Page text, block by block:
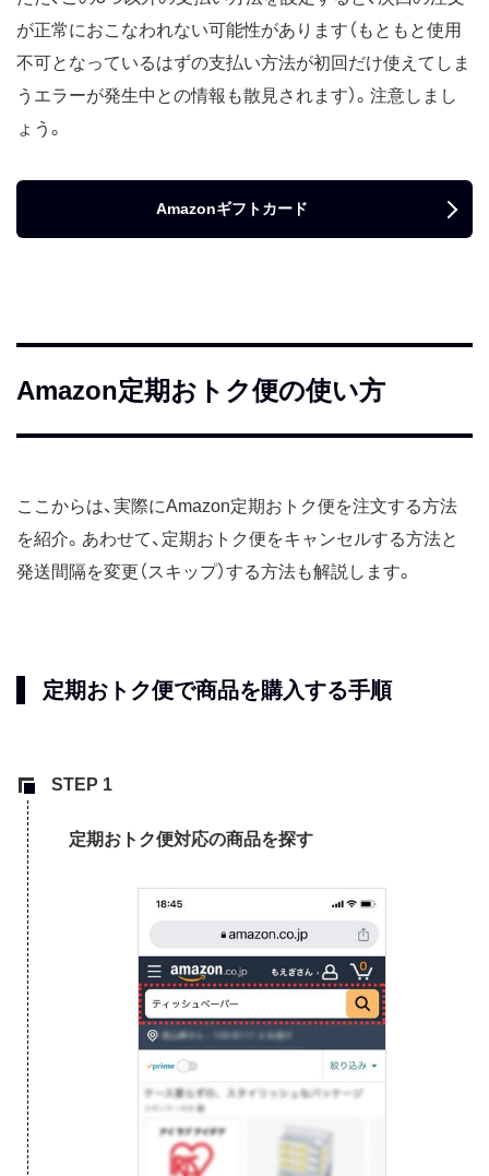
が正常におこなわれない可能性があります（もともと使用
不可となっているはずの支払い方法が初回だけ使えてしま
うエラーが発生中との情報も散見されます）。注意しまし
ょう。
Amazonギフトカード
Amazon定期おトク便の使い方
ここからは、実際にAmazon定期おトク便を注文する方法
を紹介。あわせて、定期おトク便をキャンセルする方法と
発送間隔を変更（スキップ）する方法も解説します。
定期おトク便で商品を購入する手順
定期おトク便対応の商品を探す